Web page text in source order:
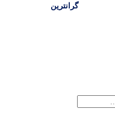
گرانترین